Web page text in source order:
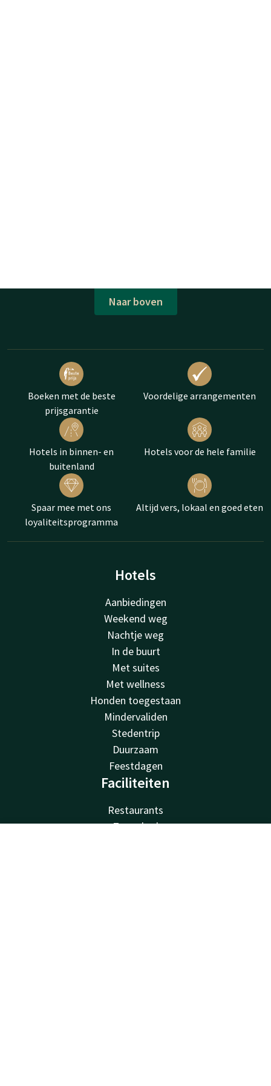
Naar boven
Boeken met de beste
prijsgarantie
Voordelige arrangementen
Hotels in binnen- en
buitenland
Hotels voor de hele familie
Spaar mee met ons
loyaliteitsprogramma
Altijd vers, lokaal en goed eten
Hotels
Aanbiedingen
Weekend weg
Nachtje weg
In de buurt
Met suites
Met wellness
Honden toegestaan
Mindervaliden
Stedentrip
Duurzaam
Feestdagen
Faciliteiten
Restaurants
Zwembad